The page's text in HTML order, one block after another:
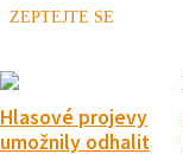
ZEPTEJTE SE
Hlasové projevy
umožnily odhalit